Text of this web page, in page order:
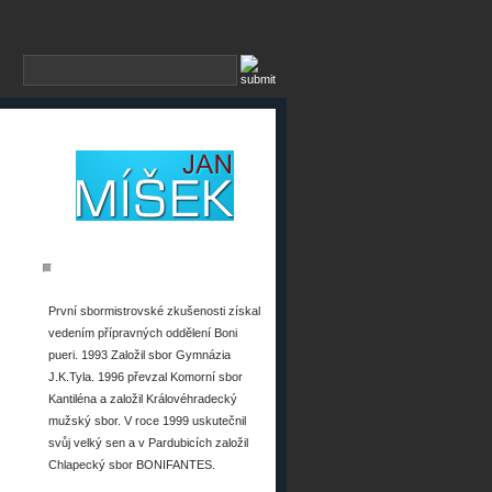
První sbormistrovské zkušenosti získal
vedením přípravných oddělení Boni
pueri. 1993 Založil sbor Gymnázia
J.K.Tyla. 1996 převzal Komorní sbor
Kantiléna a založil Královéhradecký
mužský sbor. V roce 1999 uskutečnil
svůj velký sen a v Pardubicích založil
Chlapecký sbor BONIFANTES.